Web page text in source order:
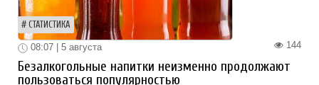
СТАТИСТИКА
144
08:07 | 5 августа
Безалкогольные напитки неизменно продолжают
пользоваться популярностью